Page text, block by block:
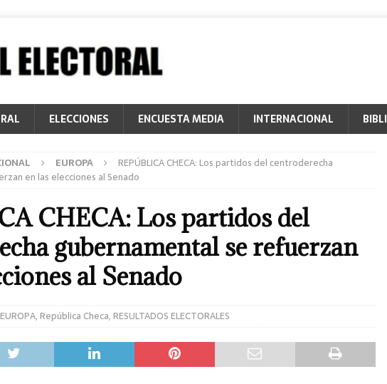
ELECCIONES ENCUESTA MEDIA INTERNACIONAL
EUROPA
REPÚBLICA CHECA: Los partidos del centroderecha
en las elecciones al Senado
CHECA: Los partidos del
gubernamental se refuerzan
al Senado
EUROPA, República Checa, RESULTADOS ELECTORALES